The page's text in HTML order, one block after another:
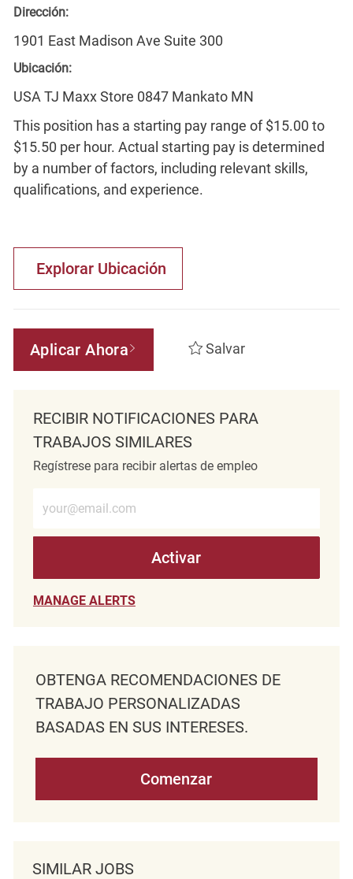
Dirección:
1901 East Madison Ave Suite 300
Ubicación:
USA TJ Maxx Store 0847 Mankato MN
This position has a starting pay range of $15.00 to
$15.50 per hour. Actual starting pay is determined
by a number of factors, including relevant skills,
qualifications, and experience.
Explorar Ubicación
Aplicar Ahora Salvar
RECIBIR NOTIFICACIONES PARA
TRABAJOS SIMILARES
Regístrese para recibir alertas de empleo
Activar
MANAGE ALERTS
OBTENGA RECOMENDACIONES DE
TRABAJO PERSONALIZADAS
BASADAS EN SUS INTERESES.
Comenzar
SIMILAR JOBS